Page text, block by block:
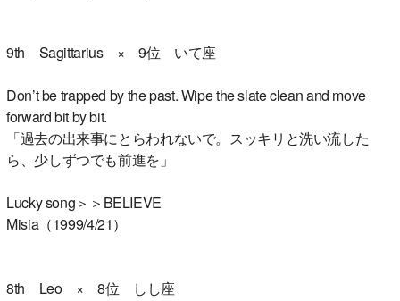
9th Sagittarius × 9位 いて座
Don’t be trapped by the past. Wipe the slate clean and move
forward bit by bit.
「過去の出来事にとらわれないで。スッキリと洗い流した
ら、少しずつでも前進を」
Lucky song＞＞BELIEVE
Misia（1999/4/21）
8th Leo × 8位 しし座